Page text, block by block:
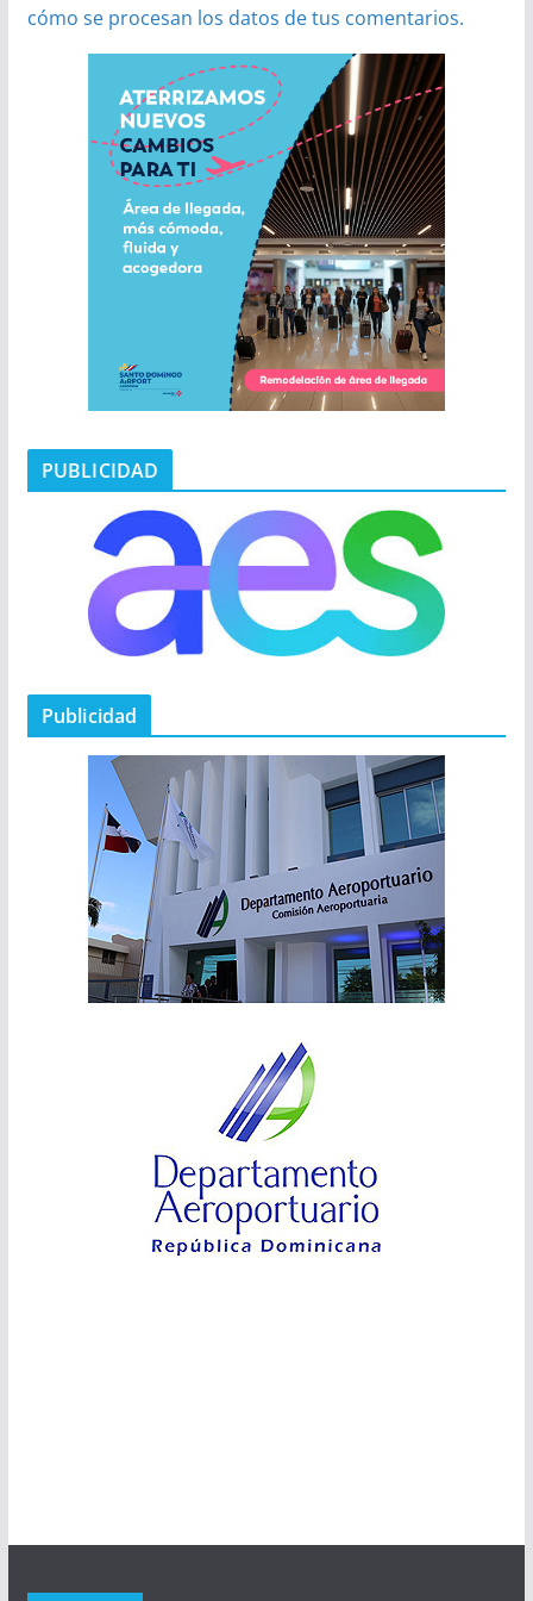
cómo se procesan los datos de tus comentarios.
PUBLICIDAD
Publicidad